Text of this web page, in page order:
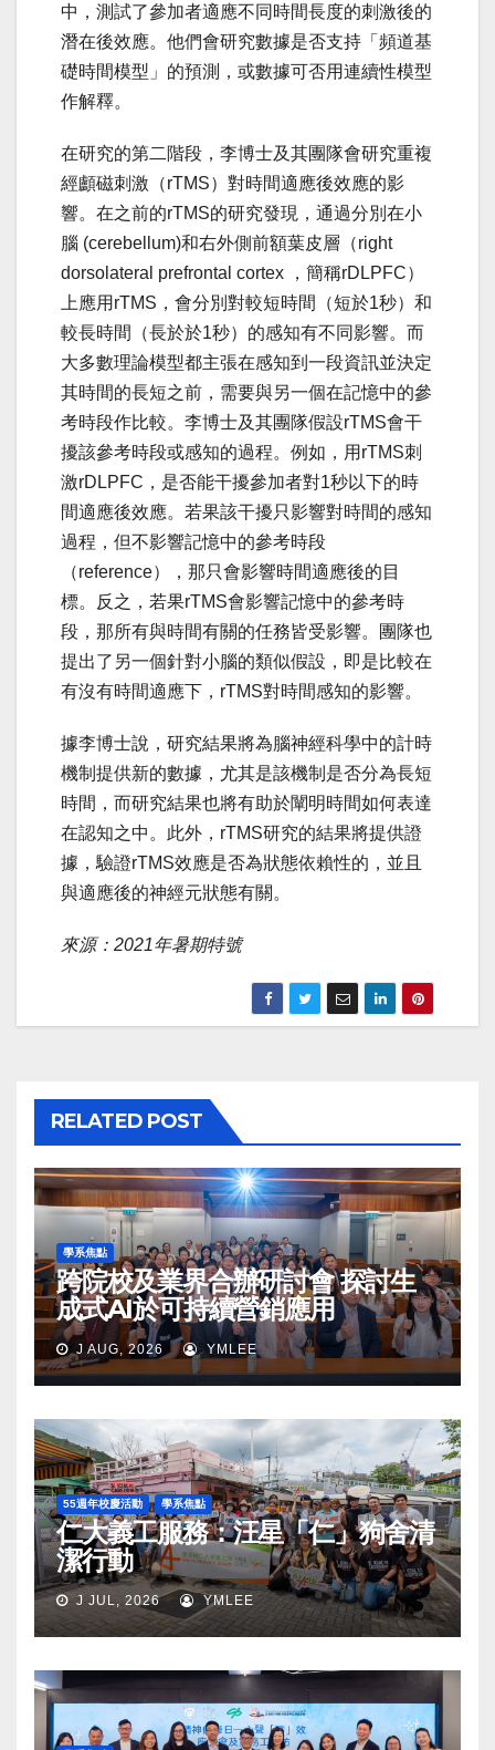
中，測試了參加者適應不同時間長度的刺激後的
潛在後效應。他們會研究數據是否支持「頻道基
礎時間模型」的預測，或數據可否用連續性模型
作解釋。
在研究的第二階段，李博士及其團隊會研究重複
經顱磁刺激（rTMS）對時間適應後效應的影
響。在之前的rTMS的研究發現，通過分別在小
腦 (cerebellum)和右外側前額葉皮層（right
dorsolateral prefrontal cortex ，簡稱rDLPFC）
上應用rTMS，會分別對較短時間（短於1秒）和
較長時間（長於於1秒）的感知有不同影響。而
大多數理論模型都主張在感知到一段資訊並決定
其時間的長短之前，需要與另一個在記憶中的參
考時段作比較。李博士及其團隊假設rTMS會干
擾該參考時段或感知的過程。例如，用rTMS刺
激rDLPFC，是否能干擾參加者對1秒以下的時
間適應後效應。若果該干擾只影響對時間的感知
過程，但不影響記憶中的參考時段
（reference），那只會影響時間適應後的目
標。反之，若果rTMS會影響記憶中的參考時
段，那所有與時間有關的任務皆受影響。團隊也
提出了另一個針對小腦的類似假設，即是比較在
有沒有時間適應下，rTMS對時間感知的影響。
據李博士說，研究結果將為腦神經科學中的計時
機制提供新的數據，尤其是該機制是否分為長短
時間，而研究結果也將有助於闡明時間如何表達
在認知之中。此外，rTMS研究的結果將提供證
據，驗證rTMS效應是否為狀態依賴性的，並且
與適應後的神經元狀態有關。
來源：2021年暑期特號
RELATED POST
學系焦點
跨院校及業界合辦研討會 探討生
成式AI於可持續營銷應用
J AUG, 2026 YMLEE
55週年校慶活動 學系焦點
仁大義工服務：汪星「仁」狗舍清
潔行動
J JUL, 2026 YMLEE